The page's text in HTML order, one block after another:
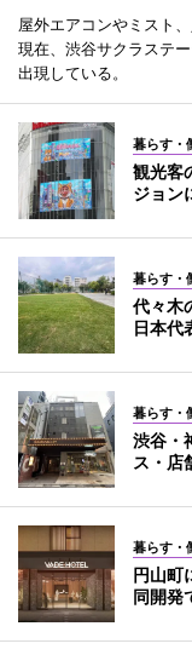
屋外エアコンやミスト
現在、渋谷サクラステ
出現している。
暮らす・
観光客
ジョン
暮らす・
代々木
日本代
暮らす・
渋谷・
ス・店
暮らす・
円山町
同開発